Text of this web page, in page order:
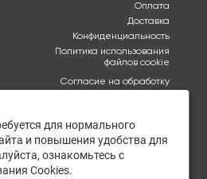
Оплата
Доставка
Конфиденциальность
Политика использования
файлов cookie
Согласие на обработку
персональных данных
обработки персональных
Ежедневно с 09:00 до
для нормального
и повышения удобства для
ознакомьтесь с
Cookies.